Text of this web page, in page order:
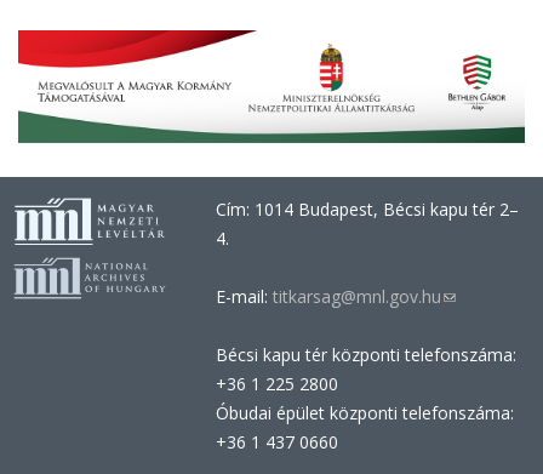
Cím: 1014 Budapest, Bécsi kapu tér 2–
4.
E-mail: titkarsag@mnl.gov.hu(link
e-
Bécsi kapu tér központi telefonszáma:
+36 1 225 2800
Óbudai épület központi telefonszáma:
+36 1 437 0660